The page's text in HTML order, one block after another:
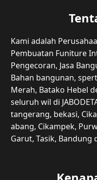
Kami adalah
Pembuatan Funiture
Pengecoran, Jasa
Bahan bangunan,
Merah, Batako Hebel
seluruh wil di
tangerang, bekasi,
abang, Cikampek,
Garut, Tasik, Bandung